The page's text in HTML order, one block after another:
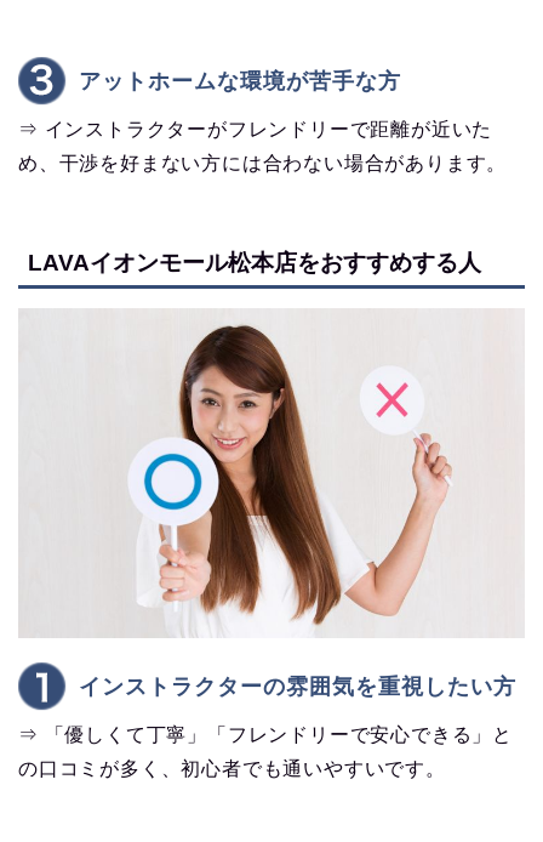
アットホームな環境が苦手な方
⇒ インストラクターがフレンドリーで距離が近いた
め、干渉を好まない方には合わない場合があります。
LAVAイオンモール松本店をおすすめする人
インストラクターの雰囲気を重視したい方
⇒ 「優しくて丁寧」「フレンドリーで安心できる」と
の口コミが多く、初心者でも通いやすいです。